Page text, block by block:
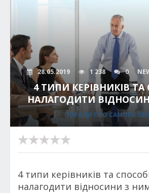
28.05.2019 1 238 0
4 ТИПИ КЕРІВНИКІВ
НАЛАГОДИТИ
ПОРАДИ ПРО
4 типи керівників та
налагодити відносини з